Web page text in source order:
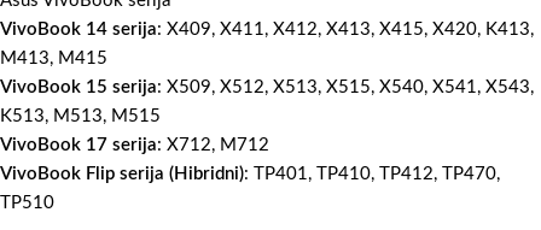
VivoBook 14 serija: X409, X411, X412, X413, X415, X420, K413,
M413, M415
VivoBook 15 serija: X509, X512, X513, X515, X540, X541, X543,
K513, M513, M515
VivoBook 17 serija: X712, M712
VivoBook Flip serija (Hibridni): TP401, TP410, TP412, TP470,
TP510